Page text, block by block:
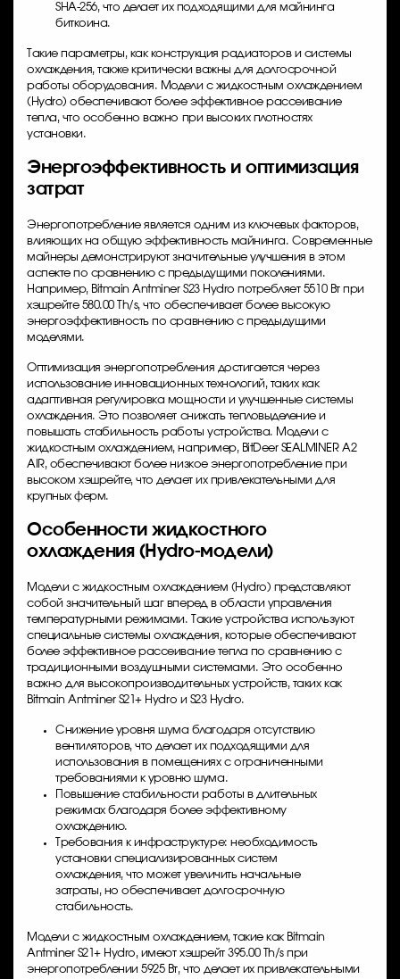
SHA-256, что делает их подходящими для майнинга
биткоина.
Такие параметры, как конструкция радиаторов и системы
охлаждения, также критически важны для долгосрочной
работы оборудования. Модели с жидкостным охлаждением
(Hydro) обеспечивают более эффективное рассеивание
тепла, что особенно важно при высоких плотностях
установки.
Энергоэффективность и оптимизация
затрат
Энергопотребление является одним из ключевых факторов,
влияющих на общую эффективность майнинга. Современные
майнеры демонстрируют значительные улучшения в этом
аспекте по сравнению с предыдущими поколениями.
Например, Bitmain Antminer S23 Hydro потребляет 5510 Вт при
хэшрейте 580.00 Th/s, что обеспечивает более высокую
энергоэффективность по сравнению с предыдущими
моделями.
Оптимизация энергопотребления достигается через
использование инновационных технологий, таких как
адаптивная регулировка мощности и улучшенные системы
охлаждения. Это позволяет снижать тепловыделение и
повышать стабильность работы устройства. Модели с
жидкостным охлаждением, например, BitDeer SEALMINER A2
AIR, обеспечивают более низкое энергопотребление при
высоком хэшрейте, что делает их привлекательными для
крупных ферм.
Особенности жидкостного
охлаждения (Hydro-модели)
Модели с жидкостным охлаждением (Hydro) представляют
собой значительный шаг вперед в области управления
температурными режимами. Такие устройства используют
специальные системы охлаждения, которые обеспечивают
более эффективное рассеивание тепла по сравнению с
традиционными воздушными системами. Это особенно
важно для высокопроизводительных устройств, таких как
Bitmain Antminer S21+ Hydro и S23 Hydro.
Снижение уровня шума благодаря отсутствию
вентиляторов, что делает их подходящими для
использования в помещениях с ограниченными
требованиями к уровню шума.
Повышение стабильности работы в длительных
режимах благодаря более эффективному
охлаждению.
Требования к инфраструктуре: необходимость
установки специализированных систем
охлаждения, что может увеличить начальные
затраты, но обеспечивает долгосрочную
стабильность.
Модели с жидкостным охлаждением, такие как Bitmain
Antminer S21+ Hydro, имеют хэшрейт 395.00 Th/s при
энергопотреблении 5925 Вт, что делает их привлекательными